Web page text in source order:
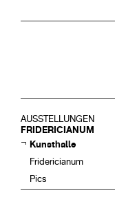
AUSSTELLUNGEN
FRIDERICIANUM
Kunsthalle
Fridericianum
Pics